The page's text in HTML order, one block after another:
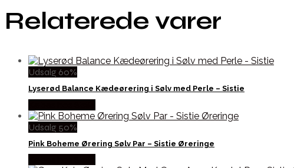
Relaterede varer
Udsalg 60%
Lyserød Balance Kædeørering i Sølv med Perle – Sistie
Udsalg 50%
Pink Boheme Ørering Sølv Par – Sistie Øreringe